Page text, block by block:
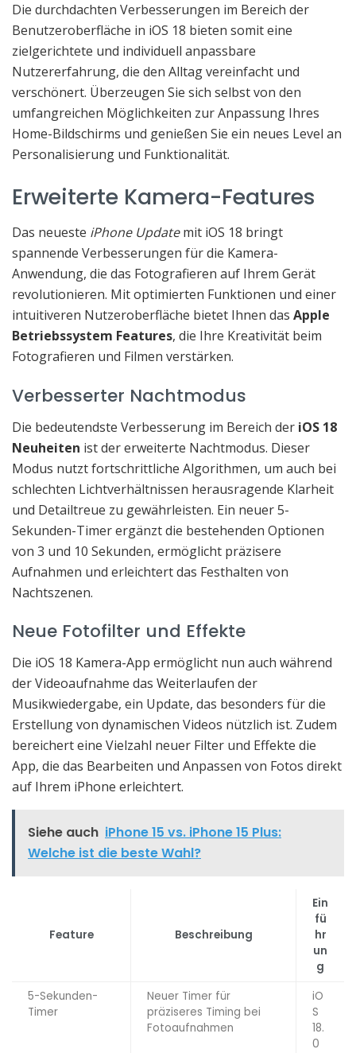
Die durchdachten Verbesserungen im Bereich der
Benutzeroberfläche in iOS 18 bieten somit eine
zielgerichtete und individuell anpassbare
Nutzererfahrung, die den Alltag vereinfacht und
verschönert. Überzeugen Sie sich selbst von den
umfangreichen Möglichkeiten zur Anpassung Ihres
Home-Bildschirms und genießen Sie ein neues Level an
Personalisierung und Funktionalität.
Erweiterte Kamera-Features
Das neueste iPhone Updatemit iOS 18 bringt
spannende Verbesserungen für die Kamera-
Anwendung, die das Fotografieren auf Ihrem Gerät
revolutionieren. Mit optimierten Funktionen und einer
intuitiveren Nutzeroberfläche bietet Ihnen das Apple
Betriebssystem Features, die Ihre Kreativität beim
Fotografieren und Filmen verstärken.
Verbesserter Nachtmodus
Die bedeutendste Verbesserung im Bereich der iOS 18
Neuheiten ist der erweiterte Nachtmodus. Dieser
Modus nutzt fortschrittliche Algorithmen, um auch bei
schlechten Lichtverhältnissen herausragende Klarheit
und Detailtreue zu gewährleisten. Ein neuer 5-
Sekunden-Timer ergänzt die bestehenden Optionen
von 3 und 10 Sekunden, ermöglicht präzisere
Aufnahmen und erleichtert das Festhalten von
Nachtszenen.
Neue Fotofilter und Effekte
Die iOS 18 Kamera-App ermöglicht nun auch während
der Videoaufnahme das Weiterlaufen der
Musikwiedergabe, ein Update, das besonders für die
Erstellung von dynamischen Videos nützlich ist. Zudem
bereichert eine Vielzahl neuer Filter und Effekte die
App, die das Bearbeiten und Anpassen von Fotos direkt
auf Ihrem iPhone erleichtert.
Siehe auch iPhone 15 vs. iPhone 15 Plus:
Welche ist die beste Wahl?
Feature Beschreibung
Ein
fü
hr
un
g
5-Sekunden-
Timer
Neuer Timer für
präziseres Timing bei
Fotoaufnahmen
iO
S
18.
0